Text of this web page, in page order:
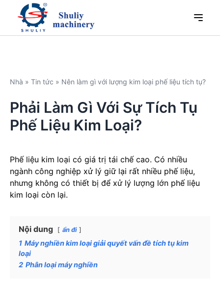
Nhà » Tin tức » Nên làm gì với lượng kim loại phế liệu tích tụ?
Phải Làm Gì Với Sự Tích Tụ
Phế Liệu Kim Loại?
Phế liệu kim loại có giá trị tái chế cao. Có nhiều
ngành công nghiệp xử lý giữ lại rất nhiều phế liệu,
nhưng không có thiết bị để xử lý lượng lớn phế liệu
kim loại còn lại.
Nội dung ẩn đi
1 Máy nghiền kim loại giải quyết vấn đề tích tụ kim
loại
2 Phân loại máy nghiền